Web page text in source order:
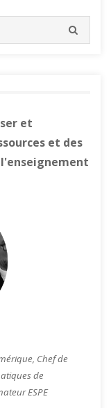
et
et des
Chef de
de
ESPE